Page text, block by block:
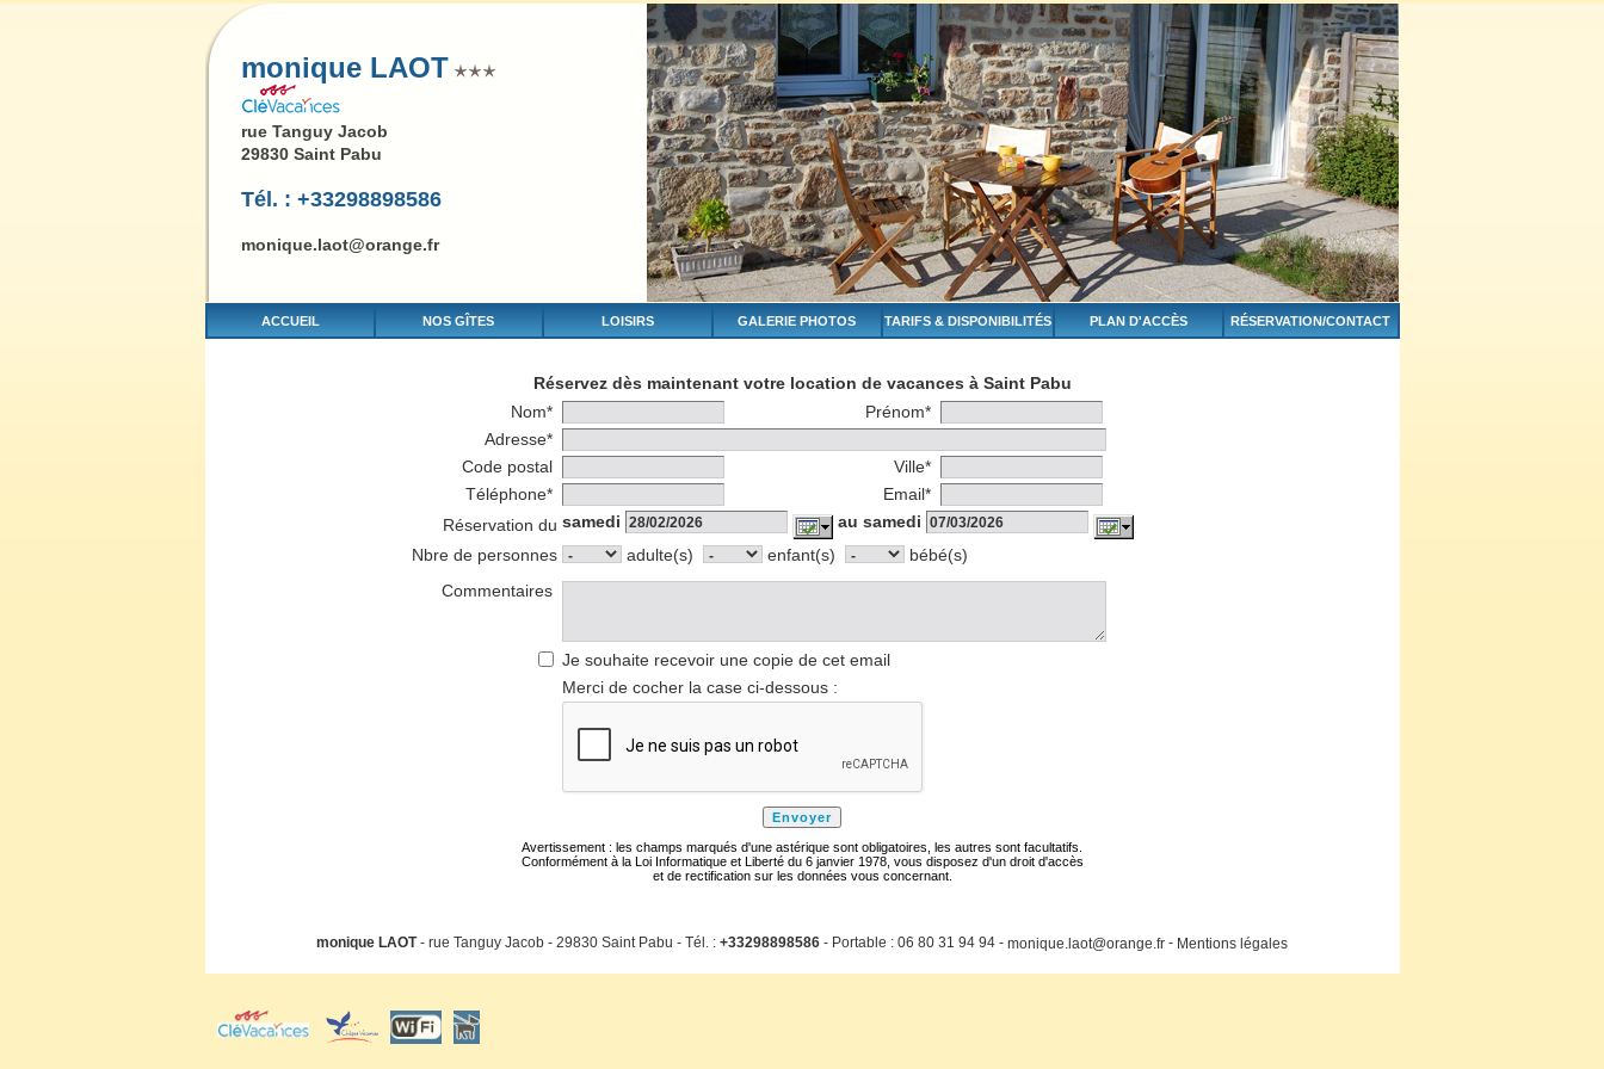
monique LAOT
rue Tanguy Jacob
29830 Saint Pabu
Tél. : +33298898586
monique.laot@orange.fr
ACCUEIL NOS GÎTES LOISIRS GALERIE PHOTOS TARIFS & DISPONIBILITÉS PLAN D'ACCÈS RÉSERVATION/CONTACT
Réservez dès maintenant votre location de vacances à Saint Pabu
Nom*
Prénom*
Adresse*
Code postal
Ville*
Téléphone*
Email*
Réservation du samedi
au samedi
Nbre de personnes
adulte(s) enfant(s)
bébé(s)
Commentaires
Je souhaite recevoir une copie de cet email
Merci de cocher la case ci-dessous :
Avertissement : les champs marqués d'une astérique sont obligatoires, les autres sont facultatifs.
Conformément à la Loi Informatique et Liberté du 6 janvier 1978, vous disposez d'un droit d'accès
et de rectification sur les données vous concernant.
monique LAOT- rue Tanguy Jacob - 29830 Saint Pabu - Tél. : +33298898586 - Portable : 06 80 31 94 94 - monique.laot@orange.fr - Mentions légales